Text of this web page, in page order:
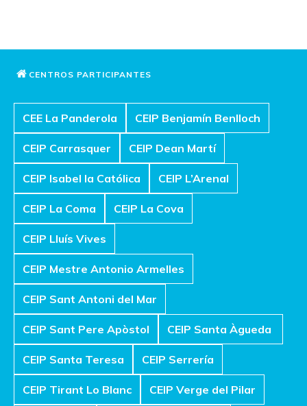
CENTROS PARTICIPANTES
CEE La Panderola CEIP Benjamín Benlloch
CEIP Carrasquer CEIP Dean Martí
CEIP Isabel la Católica CEIP L’Arenal
CEIP La Coma CEIP La Cova
CEIP Lluís Vives
CEIP Mestre Antonio Armelles
CEIP Sant Antoni del Mar
CEIP Sant Pere Apòstol CEIP Santa Àgueda
CEIP Santa Teresa CEIP Serrería
CEIP Tirant Lo Blanc CEIP Verge del Pilar